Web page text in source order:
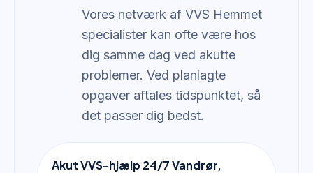
Vores netværk af VVS Hemmet
specialister kan ofte være hos
dig samme dag ved akutte
problemer. Ved planlagte
opgaver aftales tidspunktet, så
det passer dig bedst.
Akut VVS-hjælp 24/7 Vandrør,